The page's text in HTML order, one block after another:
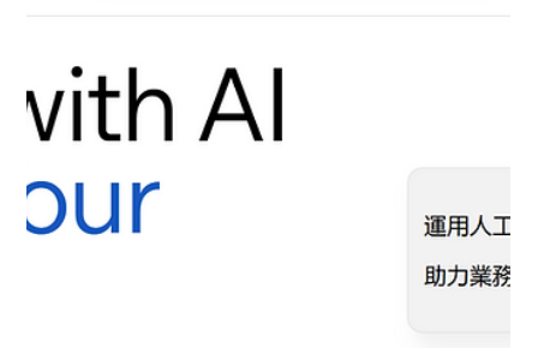
國彥 邱
讀畢需時 1 分鐘
10分鐘完成UNO官網線上Copilot_Nora
快速示範如何用CustomGPT 10分鐘完成UNO官網上的AI智能助
手 CustomGPT 註冊登錄 ( customgpt.ai ) + new agent 並輸入
您的網站URL 對您的 Agnet 進行名稱及圖像設定 利用 Persona